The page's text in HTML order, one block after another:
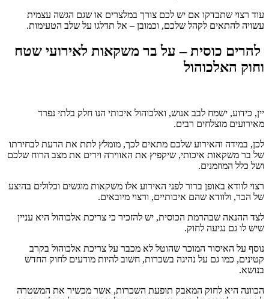
עוד רצוי שתבדקו אם יש לכם צורך במלצרים או שגם הגשה עצמית
עשויה להתאים לקהל שלכם, וכמובן – אל תדלגו על שלב הטעימות.
להרים כוסית – על בר משקאות לאירועי שטח
וחוק האלכוהול
יין, כידוע, ישמח לבב אנוש, ואלכוהול איכותי הנו חלק בלתי נפרד
מאירועים מוצלחים רבים.
לכן, במידה והאירוע שלכם מתאים לכך, מומלץ לתת את הדעת לבחירתו
של בר משקאות איכותי, שיקפיץ את האווירה וירים את מצב הרוח שלכם
ושל כלל המוזמנים.
רצוי לוודא באופן ברור לפני האירוע אלו משקאות מוגשים וכלולים בהיצע
של הבר, ולוודא שהם איכותיים, ורצוי מיובאים.
לצד ההנאה שבהרמת הכוסית, יש להזכיר כי צריכת אלכוהול היא עניין
שיש לו גם נגיעה לחוק.
נוסף על האיסור המוכר שהוטל לא מכבר על צריכת אלכוהול בקרב
קטינים, כמו גם על נהיגה בשכרות, חשוב להיות מודעים לחוק החדש
בנושא.
הכוונה היא לחוק המאבק תופעת השכרות, אשר מכשיר את המשטרה